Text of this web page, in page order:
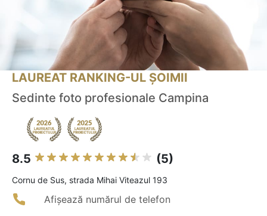
LAUREAT RANKING-UL ȘOIMII
Sedinte foto profesionale Campina
8.5 (5)
Cornu de Sus, strada Mihai Viteazul 193
Afișează numărul de telefon